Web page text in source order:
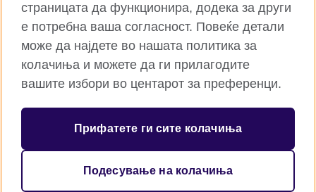
Британски совет на глобално ниво
Приватност и услови
Колачиња
© 2026 British Council
Меѓународна организација на Британскиот совет за односи
на полето на културата и за образовни можности.
Велс) SC037733 (Шкотска)
страницата да функционира, додека за други
е потребна ваша согласност. Повеќе детали
може да најдете во нашата политика за
колачиња и можете да ги прилагодите
вашите избори во центарот за преференци.
Прифатете ги сите колачиња
Подесување на колачиња